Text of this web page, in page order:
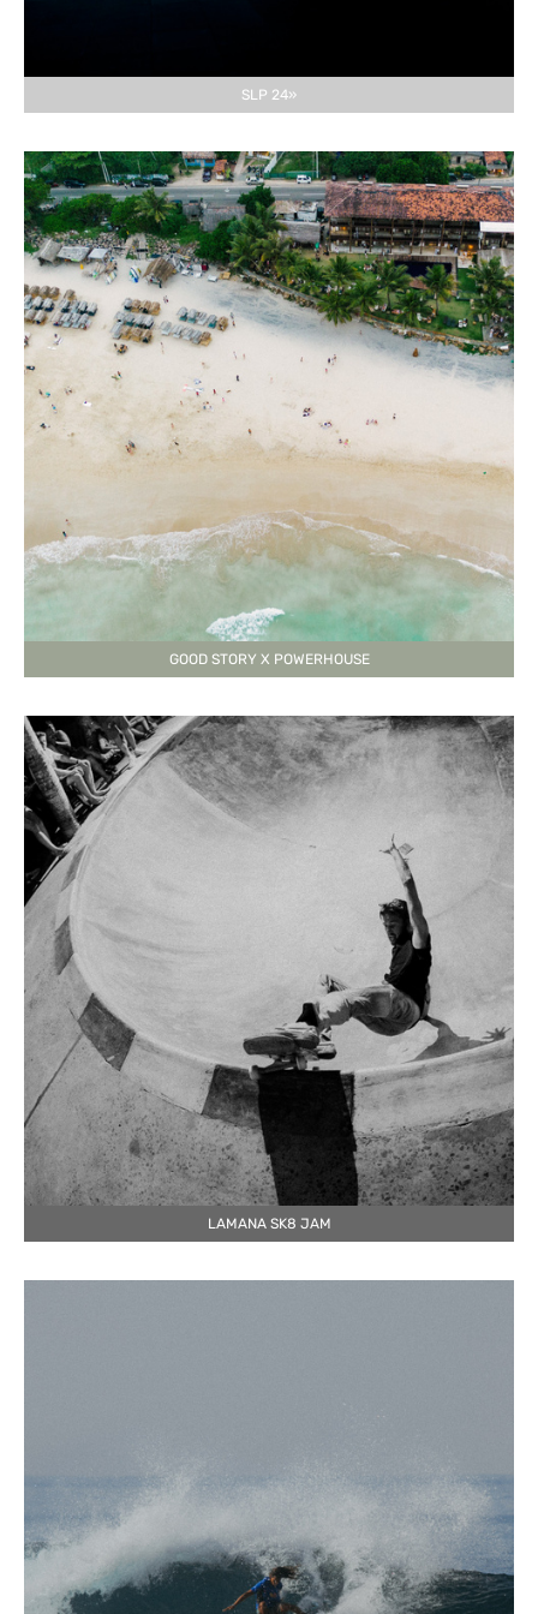
SLP 24»
GOOD STORY X POWERHOUSE
LAMANA SK8 JAM